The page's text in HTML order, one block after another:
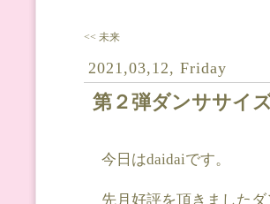
<< 未来
2021,03,12, Friday
第２弾ダンササイ
今日はdaidaiです。
先月好評を頂きました